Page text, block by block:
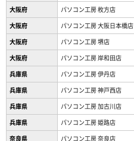
大阪府
パソコン工房 枚方店
大阪府
パソコン工房 大阪日本橋店
大阪府
パソコン工房 堺店
大阪府
パソコン工房 岸和田店
兵庫県
パソコン工房 伊丹店
兵庫県
パソコン工房 神戸西店
兵庫県
パソコン工房 加古川店
兵庫県
パソコン工房 姫路店
奈良県
パソコン工房 奈良店